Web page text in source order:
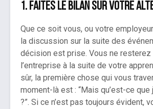
1. Faites le bilan sur votre
Que ce soit vous, ou votre
la discussion sur la suite des
décision est prise. Vous ne resterez
l’entreprise à la suite de votre
sûr, la première chose qui vous
moment-là est : “Mais qu’est-ce que
?”. Si ce n’est pas toujours évident,